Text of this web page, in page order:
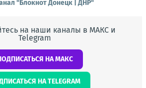
"Блокнот Донецк | ДНР"
на наши каналы в МАКС и
Telegram
НА МАКС
НА TELEGRAM